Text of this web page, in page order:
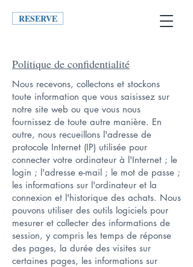
RESERVE
Politique de confidentialité
Nous recevons, collectons et stockons
toute information que vous saisissez sur
notre site web ou que vous nous
fournissez de toute autre manière. En
outre, nous recueillons l'adresse de
protocole Internet (IP) utilisée pour
connecter votre ordinateur à l'Internet ; le
login ; l'adresse e-mail ; le mot de passe ;
les informations sur l'ordinateur et la
connexion et l'historique des achats. Nous
pouvons utiliser des outils logiciels pour
mesurer et collecter des informations de
session, y compris les temps de réponse
des pages, la durée des visites sur
certaines pages, les informations sur